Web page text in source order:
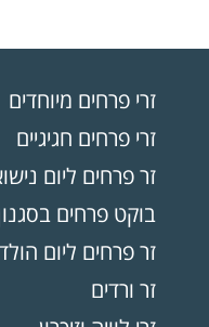
זרי פרחים מיוחדים
זרי פרחים חגיגיים
זר פרחים ליום
בוקט פרחים
זר פרחים ליום
זר ורדים